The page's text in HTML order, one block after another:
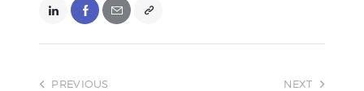
PREVIOUS NEXT